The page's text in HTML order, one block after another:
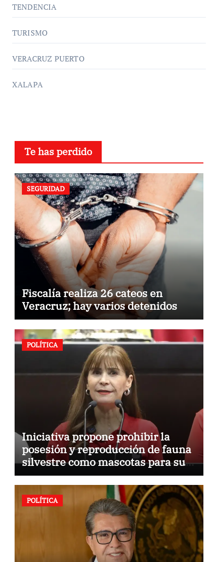
TENDENCIA
TURISMO
VERACRUZ PUERTO
XALAPA
Te has perdido
SEGURIDAD
Fiscalía realiza 26 cateos en
Veracruz; hay varios detenidos
POLÍTICA
Iniciativa propone prohibir la
posesión y reproducción de fauna
silvestre como mascotas para su
comercialización
POLÍTICA